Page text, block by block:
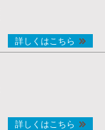
詳しくはこちら
詳しくはこちら